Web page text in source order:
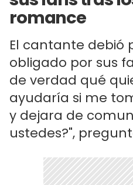
romance
El cantante debió
obligado por sus
de verdad qué
ayudaría si me
y dejara de
ustedes?",